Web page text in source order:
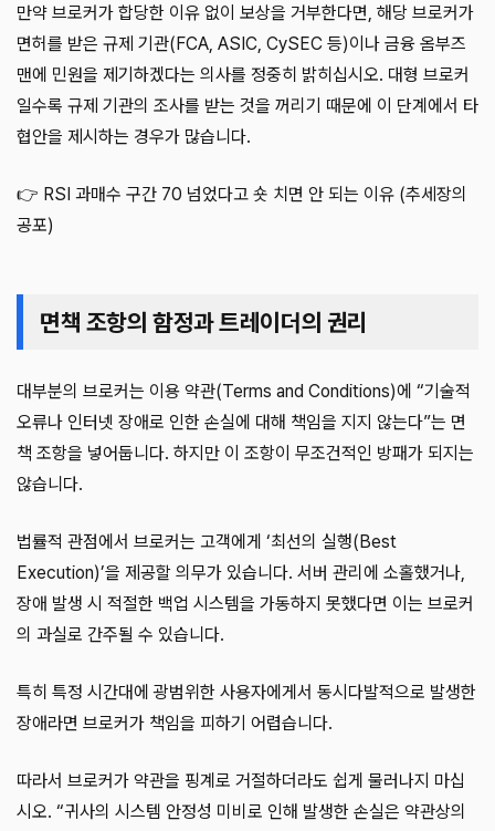
만약 브로커가 합당한 이유 없이 보상을 거부한다면, 해당 브로커가
면허를 받은 규제 기관(FCA, ASIC, CySEC 등)이나 금융 옴부즈
맨에 민원을 제기하겠다는 의사를 정중히 밝히십시오. 대형 브로커
일수록 규제 기관의 조사를 받는 것을 꺼리기 때문에 이 단계에서 타
협안을 제시하는 경우가 많습니다.
👉 RSI 과매수 구간 70 넘었다고 숏 치면 안 되는 이유 (추세장의
공포)
면책 조항의 함정과 트레이더의 권리
대부분의 브로커는 이용 약관(Terms and Conditions)에 “기술적
오류나 인터넷 장애로 인한 손실에 대해 책임을 지지 않는다”는 면
책 조항을 넣어둡니다. 하지만 이 조항이 무조건적인 방패가 되지는
않습니다.
법률적 관점에서 브로커는 고객에게 ‘최선의 실행(Best
Execution)’을 제공할 의무가 있습니다. 서버 관리에 소홀했거나,
장애 발생 시 적절한 백업 시스템을 가동하지 못했다면 이는 브로커
의 과실로 간주될 수 있습니다.
특히 특정 시간대에 광범위한 사용자에게서 동시다발적으로 발생한
장애라면 브로커가 책임을 피하기 어렵습니다.
따라서 브로커가 약관을 핑계로 거절하더라도 쉽게 물러나지 마십
시오. “귀사의 시스템 안정성 미비로 인해 발생한 손실은 약관상의